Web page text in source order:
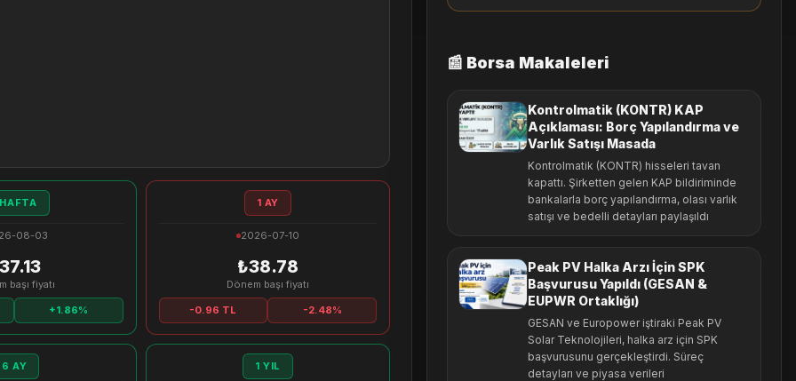
08-03
başı fiyatı
+1.86%
1 AY
2026-07-10
₺38.78
Dönem başı fiyatı
-0.96 TL -2.48%
6 AY 1 YIL
📰 Borsa Makaleleri
Kontrolmatik (KONTR) KAP
Açıklaması: Borç Yapılandırma ve
Varlık Satışı Masada
Kontrolmatik (KONTR) hisseleri tavan
kapattı. Şirketten gelen KAP bildiriminde
bankalarla borç yapılandırma, olası varlık
satışı ve bedelli detayları paylaşıldı
Peak PV Halka Arzı İçin SPK
Başvurusu Yapıldı (GESAN &
EUPWR Ortaklığı)
GESAN ve Europower iştiraki Peak PV
Solar Teknolojileri, halka arz için SPK
başvurusunu gerçekleştirdi. Süreç
detayları ve piyasa verileri